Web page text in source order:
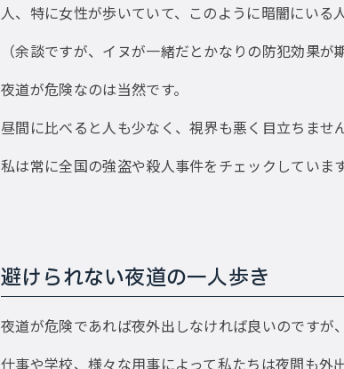
人、特に女性が歩いていて、このように暗闇にいる
（余談ですが、イヌが一緒だとかなりの防犯効果が
夜道が危険なのは当然です。
昼間に比べると人も少なく、視界も悪く目立ちませ
私は常に全国の強盗や殺人事件をチェックしていま
避けられない夜道の一人歩き
夜道が危険であれば夜外出しなければ良いのですが
仕事や学校、様々な用事によって私たちは夜間も外